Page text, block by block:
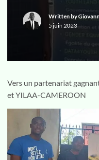
Written by
5 juin 2023
Vers un partenariat
et YILAA-CAMEROON